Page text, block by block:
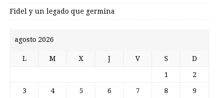
Fidel y un legado que germina
agosto 2026
L M X J V S D
1 2
3 4 5 6 7 8 9